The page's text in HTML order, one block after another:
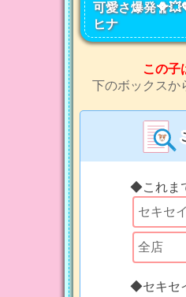
可愛さ爆発
ヒナ
この子
下のボックスか
◆これま
◆セキセ